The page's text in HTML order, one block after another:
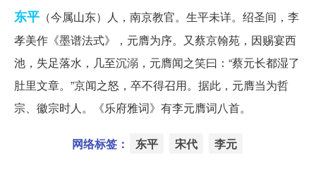
东平 （今属山东）人，南京教官。生平未详。绍圣间，李
孝美作《墨谱法式》，元膺为序。又蔡京翰苑，因赐宴西
池，失足落水，几至沉溺，元膺闻之笑曰：“蔡元长都湿了
肚里文章。”京闻之怒，卒不得召用。据此，元膺当为哲
宗、徽宗时人。《乐府雅词》有李元膺词八首。
网络标签： 东平 宋代 李元